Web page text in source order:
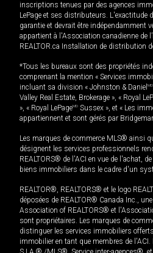
inscriptions tenues par des agences
LePage et ses distributeurs. L'exactitude
garantie et devrait être indépendamment
appartient à l'Association canadienne de
REALTOR.ca Installation de distribution
*Tous les bureaux sont des propriétés
comprenant la mention « Services
incluant sa division « Johnston & Daniel MD
Valley Real Estate, Brokerage », « Royal
», « Royal LePageMD Sussex », et « Les
appartiennent et sont gérés par
Les marques de commerce MLS® ainsi
désignent les services professionnels
REALTORS® de l'ACI en vue de l'achat,
biens immobiliers dans le cadre d'un
REALTOR®, REALTORS® et le logo
déposées de REALTOR® Canada Inc.,
Association of REALTORS® et
sont propriétaires. Les marques de
distinguer les services immobiliers
immobilier en tant que membres de